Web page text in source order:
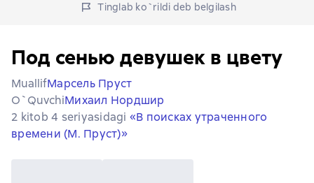
Tinglab ko`rildi deb belgilash
Под сенью девушек в цвету
MuallifМарсель Пруст
O`quvchiМихаил Нордшир
2 kitob 4 seriyasidagi «В поисках утраченного
времени (М. Пруст)»